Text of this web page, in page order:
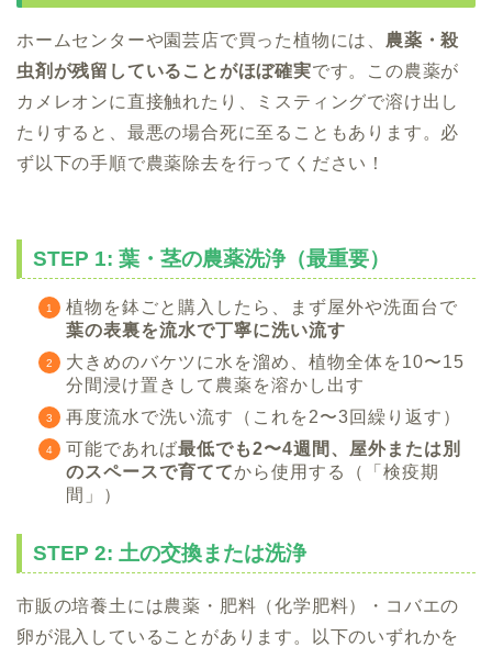
ホームセンターや園芸店で買った植物には、 農薬・殺
虫剤が残留していることがほぼ確実です。この農薬が
カメレオンに直接触れたり、ミスティングで溶け出し
たりすると、最悪の場合死に至ることもあります。必
ず以下の手順で農薬除去を行ってください！
STEP 1: 葉・茎の農薬洗浄（最重要）
植物を鉢ごと購入したら、まず屋外や洗面台で
葉の表裏を流水で丁寧に洗い流す
大きめのバケツに水を溜め、植物全体を10〜15
分間浸け置きして農薬を溶かし出す
再度流水で洗い流す（これを2〜3回繰り返す）
可能であれば最低でも2〜4週間、屋外または別
のスペースで育ててから使用する（「検疫期
間」）
STEP 2: 土の交換または洗浄
市販の培養土には農薬・肥料（化学肥料）・コバエの
卵が混入していることがあります。以下のいずれかを